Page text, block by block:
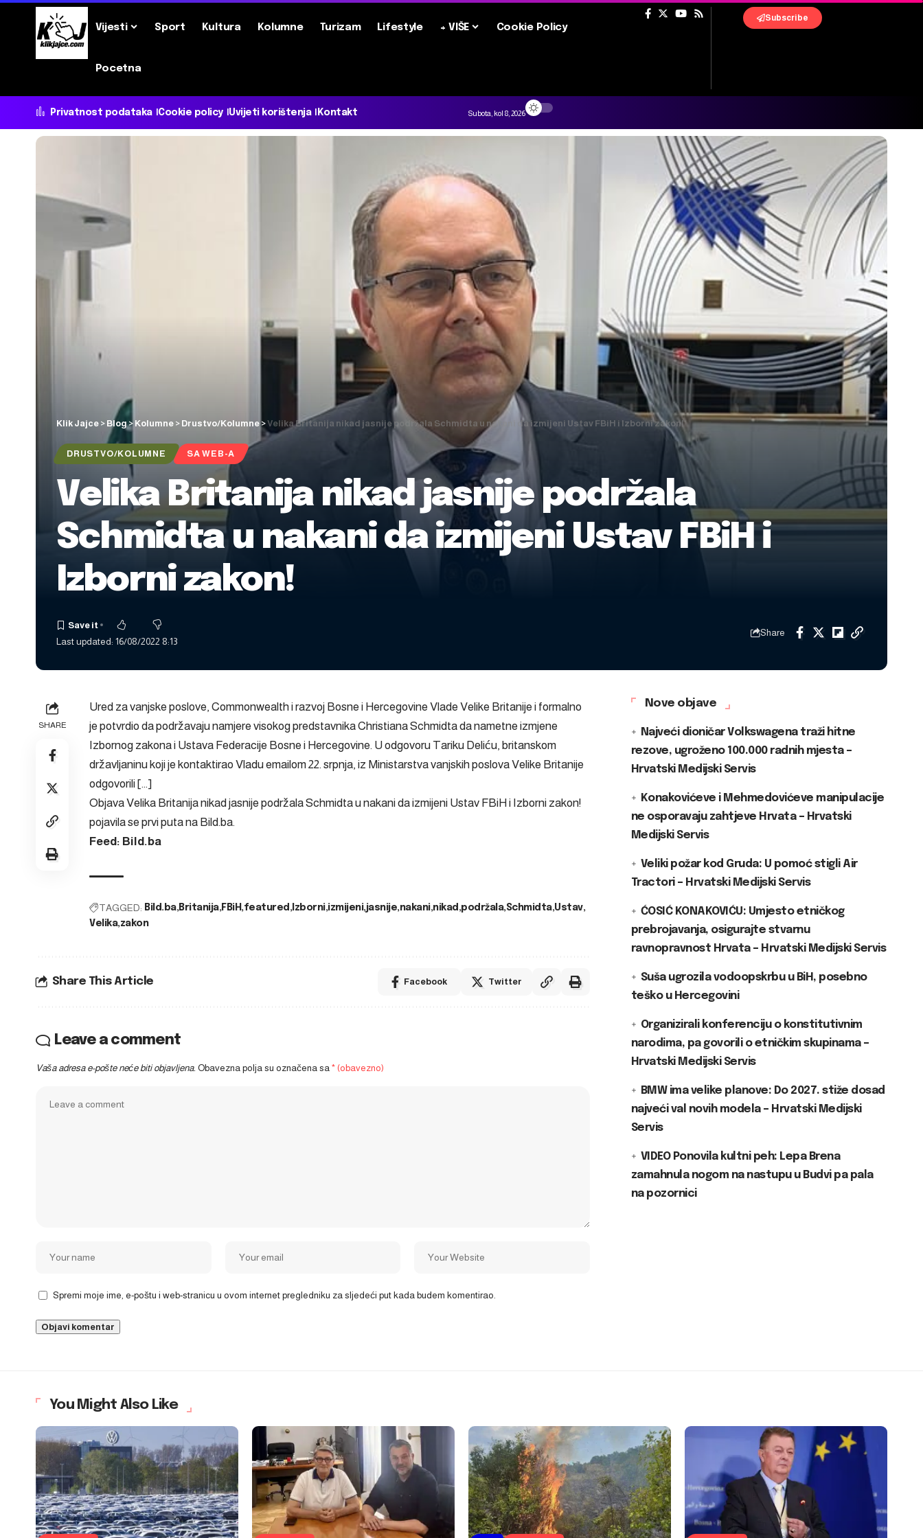
Vijesti Sport Kultura Kolumne Turizam Lifestyle + VIŠE Cookie Policy
Pocetna
Subscribe
Privatnost podataka Cookie policy Uvijeti korištenja Kontakt Subota, kol 8, 2026
Klik Jajce > Blog> Kolumne > Drustvo/Kolumne >Velika Britanija nikad jasnije podržala Schmidta u nakani da izmijeni Ustav FBiH i Izborni zakon!
DRUSTVO/KOLUMNE SA WEB-A
Velika Britanija nikad jasnije podržala
Schmidta u nakani da izmijeni Ustav FBiH i
Izborni zakon!
Last updated: 16/08/2022 8:13
Share
SHARE
Ured za vanjske poslove, Commonwealth i razvoj Bosne i Hercegovine Vlade Velike Britanije i formalno
je potvrdio da podržavaju namjere visokog predstavnika Christiana Schmidta da nametne izmjene
Izbornog zakona i Ustava Federacije Bosne i Hercegovine. U odgovoru Tariku Deliću, britanskom
državljaninu koji je kontaktirao Vladu emailom 22. srpnja, iz Ministarstva vanjskih poslova Velike Britanije
odgovorili […]
ObjavaVelika Britanija nikad jasnije podržala Schmidta u nakani da izmijeni Ustav FBiH i Izborni zakon!
pojavila se prvi puta na Bild.ba.
Feed: Bild.ba
TAGGED: Bild.ba Britanija FBiH featured Izborni izmijeni jasnije nakani nikad podržala Schmidta Ustav
Velika zakon
Share This Article Facebook Twitter
Leave a comment
Vaša adresa e-pošte neće biti objavljena. Obavezna polja su označena sa * (obavezno)
Spremi moje ime, e-poštu i web-stranicu u ovom internet pregledniku za sljedeći put kada budem komentirao.
Nove objave
Najveći dioničar Volkswagena traži hitne
rezove, ugroženo 100.000 radnih mjesta –
Hrvatski Medijski Servis
Konakovićeve i Mehmedovićeve manipulacije
ne osporavaju zahtjeve Hrvata – Hrvatski
Medijski Servis
Veliki požar kod Gruda: U pomoć stigli Air
Tractori – Hrvatski Medijski Servis
ĆOSIĆ KONAKOVIĆU: Umjesto etničkog
prebrojavanja, osigurajte stvarnu
ravnopravnost Hrvata – Hrvatski Medijski Servis
Suša ugrozila vodoopskrbu u BiH, posebno
teško u Hercegovini
Organizirali konferenciju o konstitutivnim
narodima, pa govorili o etničkim skupinama –
Hrvatski Medijski Servis
BMW ima velike planove: Do 2027. stiže dosad
najveći val novih modela – Hrvatski Medijski
Servis
VIDEO Ponovila kultni peh: Lepa Brena
zamahnula nogom na nastupu u Budvi pa pala
na pozornici
You Might Also Like